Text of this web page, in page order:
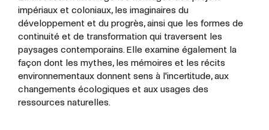
impériaux et coloniaux, les imaginaires du
développement et du progrès, ainsi que les formes de
continuité et de transformation qui traversent les
paysages contemporains. Elle examine également la
façon dont les mythes, les mémoires et les récits
environnementaux donnent sens à l'incertitude, aux
changements écologiques et aux usages des
ressources naturelles.